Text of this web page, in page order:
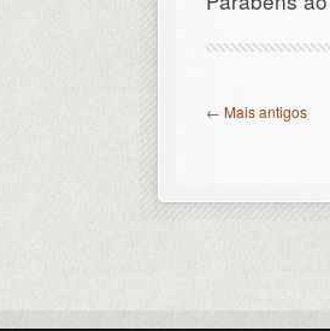
← Mais antigos